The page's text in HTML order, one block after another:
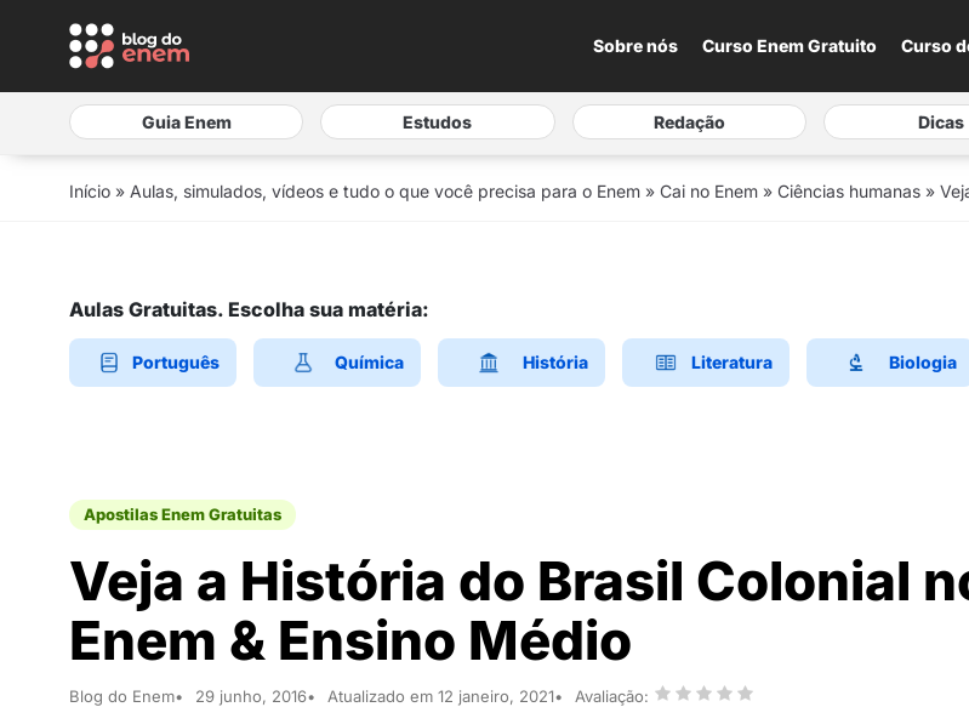
Sobre nós Curso Enem Gratuito Curso
Guia Enem Estudos Redação Dicas
Início » Aulas, simulados, vídeos e tudo o que você precisa para o Enem » Cai no Enem » Ciências humanas »
Aulas Gratuitas. Escolha sua matéria:
Português Química História Literatura Biologia
Apostilas Enem Gratuitas
Veja a História do Brasil Colonial
Enem & Ensino Médio
Blog do Enem 29 junho, 2016 Atualizado em 12 janeiro, 2021 Avaliação: